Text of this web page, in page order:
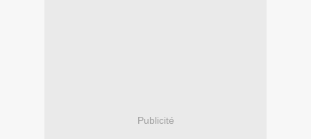
Publicité